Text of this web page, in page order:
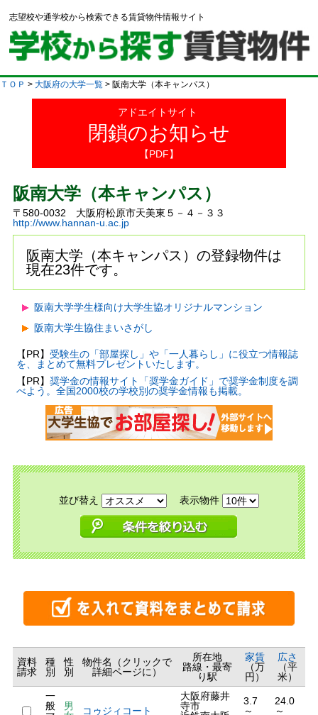
志望校や通学校から検索できる賃貸物件情報サイト
ＴＯＰ > 大阪府の大学一覧 > 阪南大学（本キャンパス）
アドエイトサイト
閉鎖のお知らせ
【PDF】
阪南大学（本キャンパス）
〒580-0032 大阪府松原市天美東５－４－３３
http://www.hannan-u.ac.jp
阪南大学（本キャンパス）の登録物件は
現在23件です。
阪南大学学生様向け大学生協オリジナルマンション
阪南大学生協住まいさがし
【PR】 受験生の「部屋探し」や「一人暮らし」に役立つ情報誌
を、まとめて無料プレゼントいたします。
【PR】 奨学金の情報サイト「奨学金ガイド」で奨学金制度を調
べよう。全国2000校の学校別の奨学金情報も掲載。
並び替え 表示物件
資料
請求
種
別
性
別
物件名（クリックで
詳細ページに）
所在地
路線・最寄
り駅
家賃
（万
円）
広さ
（平
米）
一
般
男
コゥジィコート
大阪府藤井
寺市
3.7
～
24.0
～